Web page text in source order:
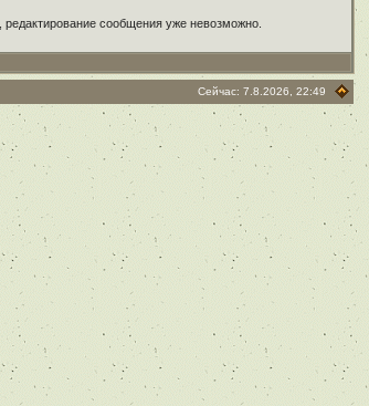
сообщения уже невозможно.
Сейчас: 7.8.2026, 22:49